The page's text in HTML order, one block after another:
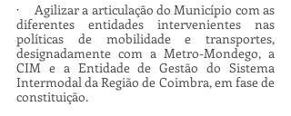
·     Agilizar a articulação do Município com as
diferentes entidades intervenientes nas
políticas de mobilidade e transportes,
designadamente com a Metro-Mondego, a
CIM e a Entidade de Gestão do Sistema
Intermodal da Região de Coimbra, em fase de
constituição.